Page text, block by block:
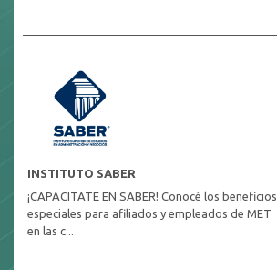
INSTITUTO SABER
¡CAPACITATE EN SABER! Conocé los beneficios
especiales para afiliados y empleados de MET
en las c...